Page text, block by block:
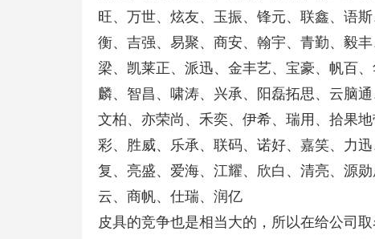
旺、万世、炫友、玉振、锋元、联鑫、语
衡、吉强、易聚、商安、翰宇、青勤、毅
梁、凯莱正、派迅、金丰艺、宝豪、帆百
麟、智昌、啸涛、兴承、阳磊拓思、云脑
文柏、亦荣尚、禾奕、伊希、瑞用、拾果
彩、胜威、乐承、联码、诺好、嘉笑、力
复、亮盛、爱海、江耀、欣白、清亮、源
云、商帆、仕瑞、润亿
皮具的竞争也是相当大的，所以在给公司